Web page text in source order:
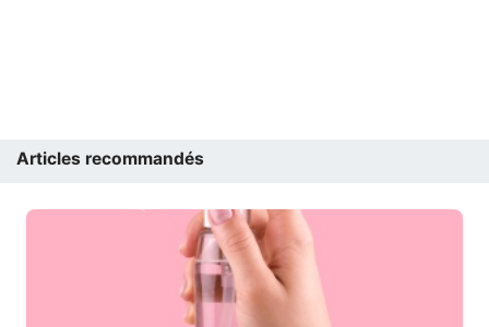
Articles recommandés